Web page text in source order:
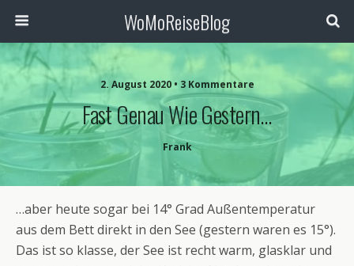
WoMoReiseBlog
2. August 2020 • 3 Kommentare
Fast Genau Wie Gestern…
Frank
…aber heute sogar bei 14° Grad Außentemperatur
aus dem Bett direkt in den See (gestern waren es 15°).
Das ist so klasse, der See ist recht warm, glasklar und